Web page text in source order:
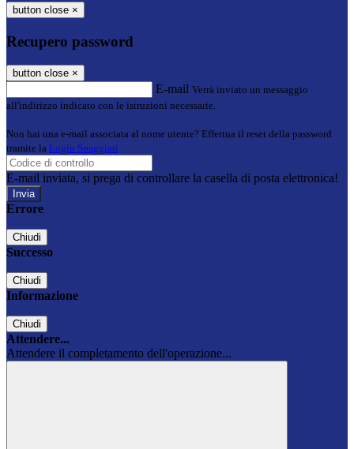
button close ×
Recupero password
button close ×
E-mail Verrà inviato un messaggio
all'indirizzo indicato con le istruzioni necessarie.
Non hai una e-mail associata al nome utente? Effettua il reset della password
tramite la Login Spaggiari
E-mail inviata, si prega di controllare la casella di posta elettronica!
Errore
Chiudi
Successo
Chiudi
Informazione
Chiudi
Attendere...
Attendere il completamento dell'operazione...